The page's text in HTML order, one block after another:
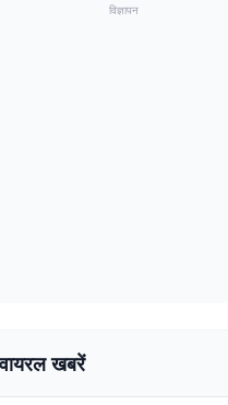
विज्ञापन
वायरल खबरें